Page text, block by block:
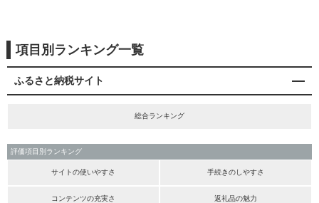
項目別ランキング一覧
ふるさと納税サイト
総合ランキング
評価項目別ランキング
サイトの使いやすさ 手続きのしやすさ
コンテンツの充実さ 返礼品の魅力